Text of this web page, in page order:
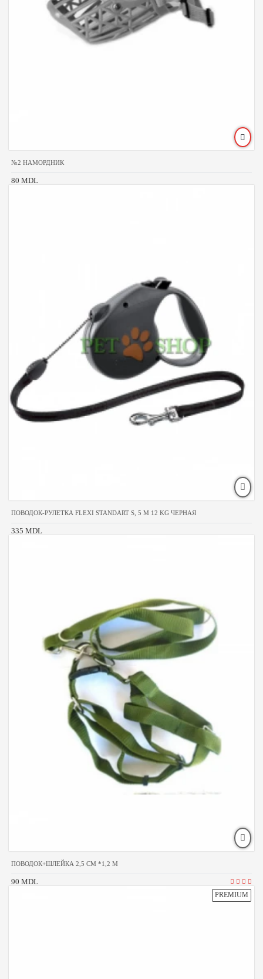
№2 НАМОРДНИК
80 MDL
ПОВОДОК-РУЛЕТКА FLEXI STANDART S, 5 M 12 KG ЧЕРНАЯ
335 MDL
ПОВОДОК+ШЛЕЙКА 2,5 CM *1,2 M
90 MDL